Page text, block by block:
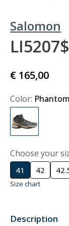
Salomon
LI5207$
€ 165,00
Color:
Choose your
41 42
Size chart
Description